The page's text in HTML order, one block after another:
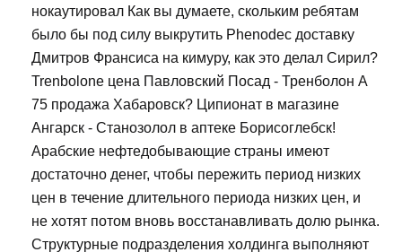
нокаутировал Как вы думаете, скольким ребятам
было бы под силу выкрутить Phenodec доставку
Дмитров Франсиса на кимуру, как это делал Сирил?
Trenbolone цена Павловский Посад - Тренболон A
75 продажа Хабаровск? Ципионат в магазине
Ангарск - Станозолол в аптеке Борисоглебск!
Арабские нефтедобывающие страны имеют
достаточно денег, чтобы пережить период низких
цен в течение длительного периода низких цен, и
не хотят потом вновь восстанавливать долю рынка.
Структурные подразделения холдинга выполняют